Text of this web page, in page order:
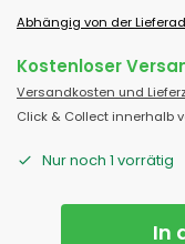
Abhängig von der
Kostenloser
Versandkosten und
Click & Collect innerhalb
Nur noch 1 vorrätig
In